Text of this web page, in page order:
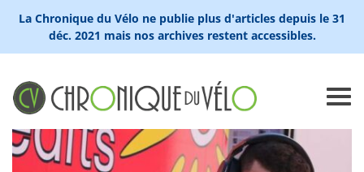
La Chronique du Vélo ne publie plus d'articles depuis le 31
déc. 2021 mais nos archives restent accessibles.